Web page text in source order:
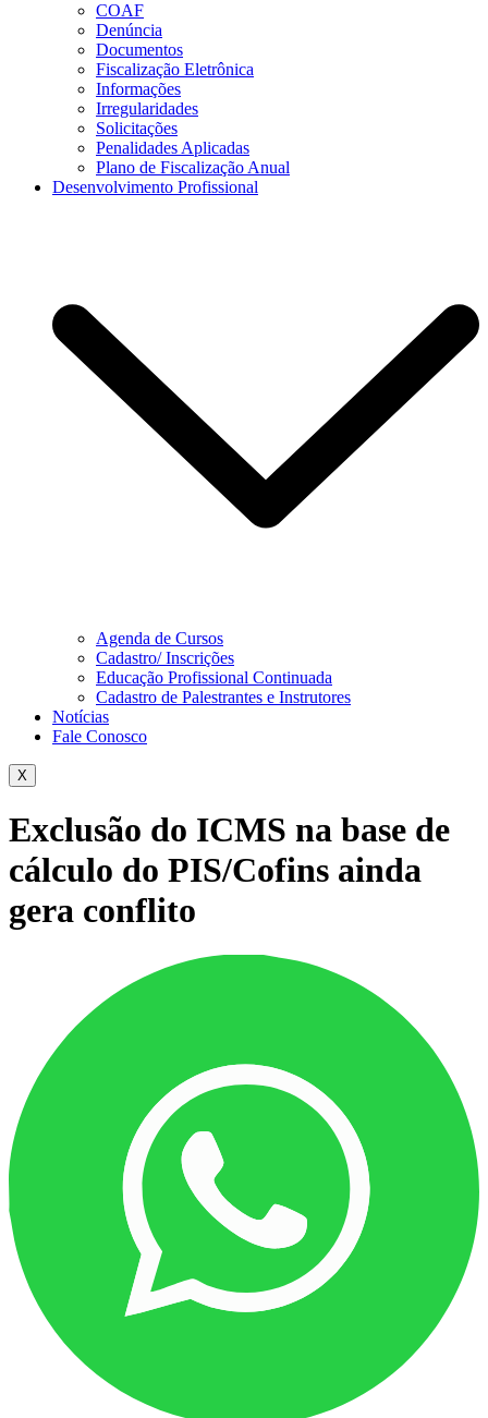
COAF
Denúncia
Documentos
Fiscalização Eletrônica
Informações
Irregularidades
Solicitações
Penalidades Aplicadas
Plano de Fiscalização Anual
Desenvolvimento Profissional
Agenda de Cursos
Cadastro/ Inscrições
Educação Profissional Continuada
Cadastro de Palestrantes e Instrutores
Notícias
Fale Conosco
X
Exclusão do ICMS na base de
cálculo do PIS/Cofins ainda
gera conflito